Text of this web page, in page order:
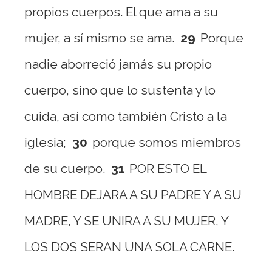
propios cuerpos. El que ama a su
mujer, a sí mismo se ama. 29 Porque
nadie aborreció jamás su propio
cuerpo, sino que lo sustenta y lo
cuida, así como también Cristo a la
iglesia; 30 porque somos miembros
de su cuerpo. 31 POR ESTO EL
HOMBRE DEJARA A SU PADRE Y A SU
MADRE, Y SE UNIRA A SU MUJER, Y
LOS DOS SERAN UNA SOLA CARNE.